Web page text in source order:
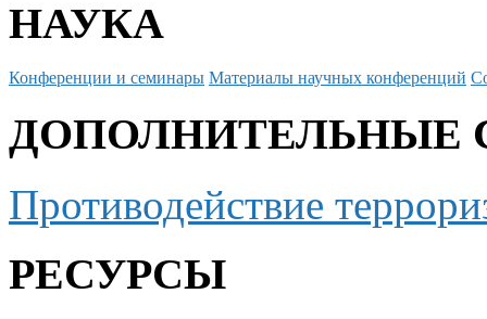
НАУКА
Конференции и семинары Материалы научных конференций
ДОПОЛНИТЕЛЬНЫЕ
Противодействие
РЕСУРСЫ